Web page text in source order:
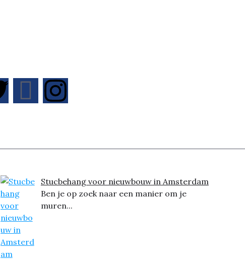
Stucbehang voor nieuwbouw in Amsterdam
Ben je op zoek naar een manier om je
muren...